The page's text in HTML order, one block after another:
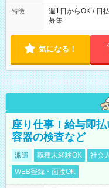
特徴
週1日からOK / 日
募集
気になる！
座り仕事！給与即
容器の検査など
派遣 職種未経験OK 社会
WEB登録・面接OK